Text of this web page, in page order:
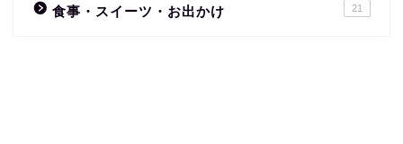
食事・スイーツ・お出かけ 21